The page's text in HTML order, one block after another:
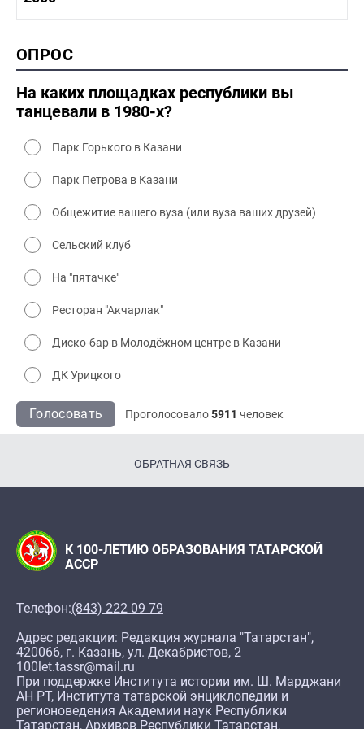
1990-2000 культура
2000 промышленность
2000 культура
ОПРОС
На каких площадках республики вы
танцевали в 1980-х?
Парк Горького в Казани
Парк Петрова в Казани
Общежитие вашего вуза (или вуза ваших друзей)
Сельский клуб
На "пятачке"
Ресторан "Акчарлак"
Диско-бар в Молодёжном центре в Казани
ДК Урицкого
Голосовать Проголосовало5911 человек
ОБРАТНАЯ СВЯЗЬ
К 100-ЛЕТИЮ ОБРАЗОВАНИЯ ТАТАРСКОЙ
АССР
Телефон:(843) 222 09 79
Адрес редакции: Редакция журнала "Татарстан",
420066, г. Казань, ул. Декабристов, 2
100let.tassr@mail.ru
При поддержке Института истории им. Ш. Марджани
АН РТ, Института татарской энциклопедии и
регионоведения Академии наук Республики
Татарстан, Архивов Республики Татарстан,